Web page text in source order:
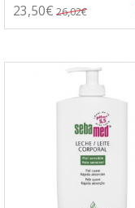
23,50€ 26,02€